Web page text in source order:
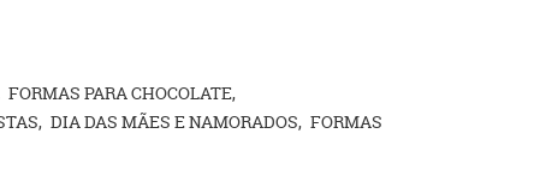
FORMAS PARA CHOCOLATE
DIA DAS MÃES E NAMORADOS FORMAS